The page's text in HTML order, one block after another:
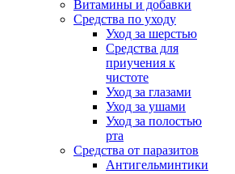
Витамины и добавки
Средства по уходу
Уход за шерстью
Средства для
приучения к
чистоте
Уход за глазами
Уход за ушами
Уход за полостью
рта
Средства от паразитов
Антигельминтики